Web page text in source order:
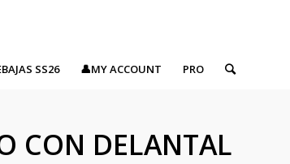
SS26 👤MY ACCOUNT PRO
CON DELANTAL